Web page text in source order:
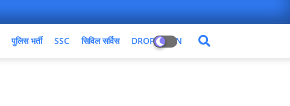
पुलिस भर्ती SSC सिविल सर्विस DROPDOWN